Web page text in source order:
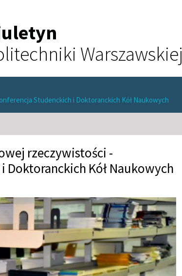
Warszawskiej
Studenckich i Doktoranckich Kół Naukowych
rzeczywistości -
Doktoranckich Kół Naukowych